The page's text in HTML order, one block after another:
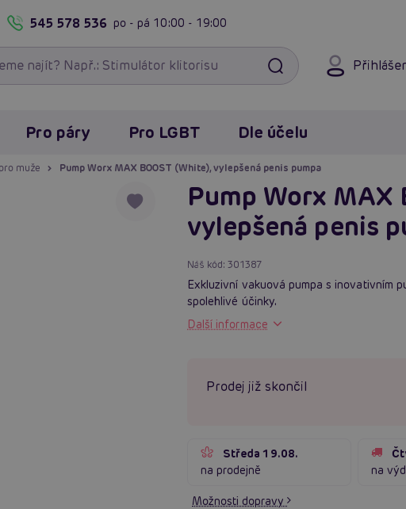
545 578 536 po - pá 10:00 - 19:00
Pro páry Pro LGBT Dle účelu
muže Pump Worx MAX BOOST (White), vylepšená penis pumpa
Pump Worx MAX
vylepšená penis
Náš kód:301387
Exkluzivní vakuová pumpa s inovativním
spolehlivé účinky.
Další informace
Prodej již skončil
Středa 19.08.
na prodejně
na
Možnosti dopravy